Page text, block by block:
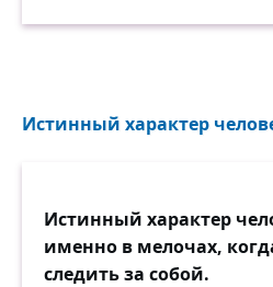
Истинный характер
Истинный характер
именно в мелочах,
следить за собой.